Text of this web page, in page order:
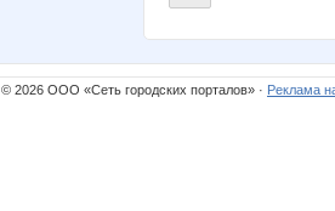
© 2026 ООО «Сеть городских порталов» · Реклама